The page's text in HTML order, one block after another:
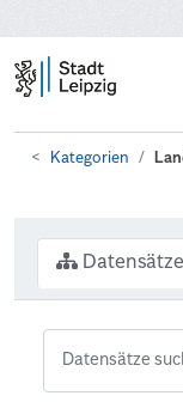
Kategorien
Datensätze